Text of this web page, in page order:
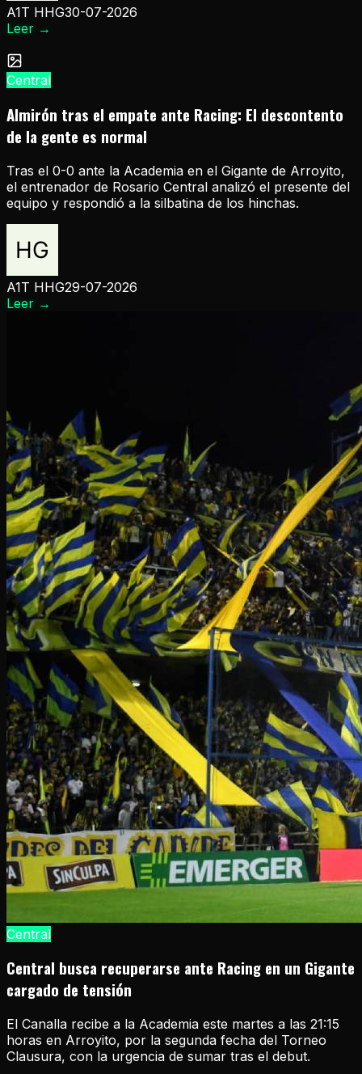
A1T HHG30-07-2026
Leer →
Central
Almirón tras el empate ante Racing: El descontento
de la gente es normal
Tras el 0-0 ante la Academia en el Gigante de Arroyito,
el entrenador de Rosario Central analizó el presente del
equipo y respondió a la silbatina de los hinchas.
A1T HHG29-07-2026
Leer →
Central
Central busca recuperarse ante Racing en un Gigante
cargado de tensión
El Canalla recibe a la Academia este martes a las 21:15
horas en Arroyito, por la segunda fecha del Torneo
Clausura, con la urgencia de sumar tras el debut.